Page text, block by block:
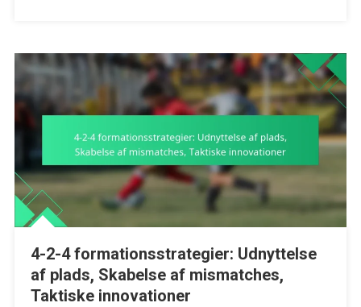
4-2-4 formationsstrategier: Udnyttelse
af plads, Skabelse af mismatches,
Taktiske innovationer